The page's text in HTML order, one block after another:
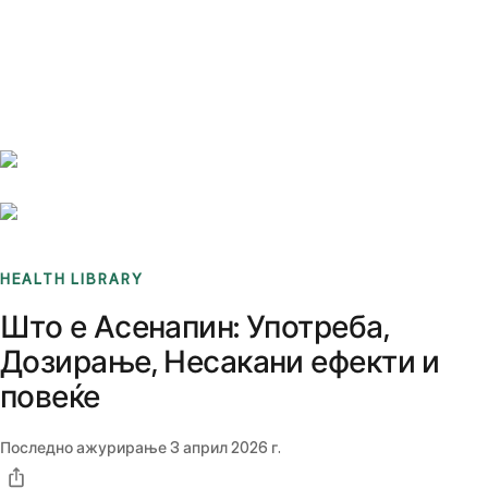
HEALTH LIBRARY
Што е Асенапин: Употреба,
Дозирање, Несакани ефекти и
повеќе
Последно ажурирање3 април 2026 г.